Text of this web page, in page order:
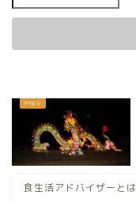
食生活アドバイザーとは